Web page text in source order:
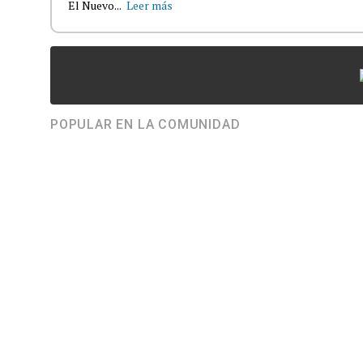
El Nuevo... Leer más
POPULAR EN LA COMUNIDAD